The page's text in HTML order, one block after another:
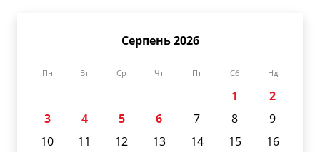
Серпень 2026
Пн Вт Ср Чт Пт Сб Нд
1
2
3
4 5 6 7 8
9
10
11 12 13 14 15
16